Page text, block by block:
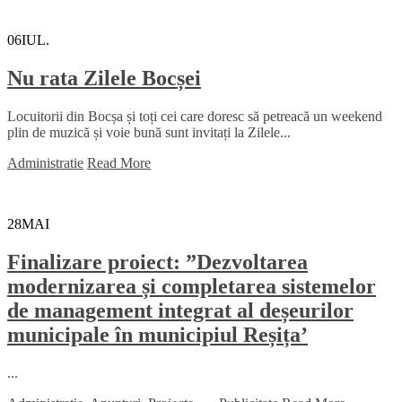
06IUL.
Nu rata Zilele Bocșei
Locuitorii din Bocșa și toți cei care doresc să petreacă un weekend
plin de muzică și voie bună sunt invitați la Zilele...
Administratie Read More
28MAI
Finalizare proiect: ”Dezvoltarea
modernizarea și completarea sistemelor
de management integrat al deșeurilor
municipale în municipiul Reșița’
...